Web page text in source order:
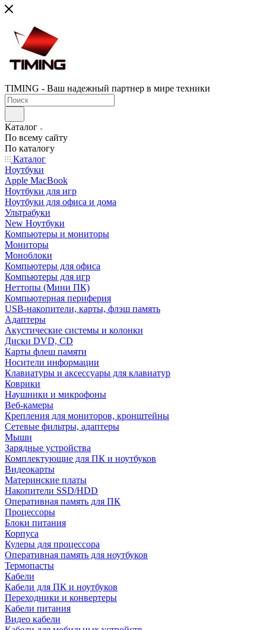
TIMING - Ваш надежный партнер в мире техники
Каталог
По всему сайту
По каталогу
Каталог
Ноутбуки
Apple MacBook
Ноутбуки для игр
Ноутбуки для офиса и дома
Ультрабуки
New Ноутбуки
Компьютеры и мониторы
Мониторы
Моноблоки
Компьютеры для офиса
Компьютеры для игр
Неттопы (Мини ПК)
Компьютерная периферия
USB-накопители, карты, флэш память
Адаптеры
Акустические системы и колонки
Диски DVD, CD
Карты флеш памяти
Носители информации
Клавиатуры и аксессуары для клавиатур
Коврики
Наушники и микрофоны
Веб-камеры
Крепления для мониторов, кронштейны
Сетевые фильтры, адаптеры
Мыши
Зарядные устройства
Комплектующие для ПК и ноутбуков
Видеокарты
Материнские платы
Накопители SSD/HDD
Оперативная память для ПК
Процессоры
Блоки питания
Корпуса
Кулеры для процессора
Оперативная память для ноутбуков
Термопасты
Кабели
Кабели для ПК и ноутбуков
Переходники и конвертеры
Кабели питания
Видео кабели